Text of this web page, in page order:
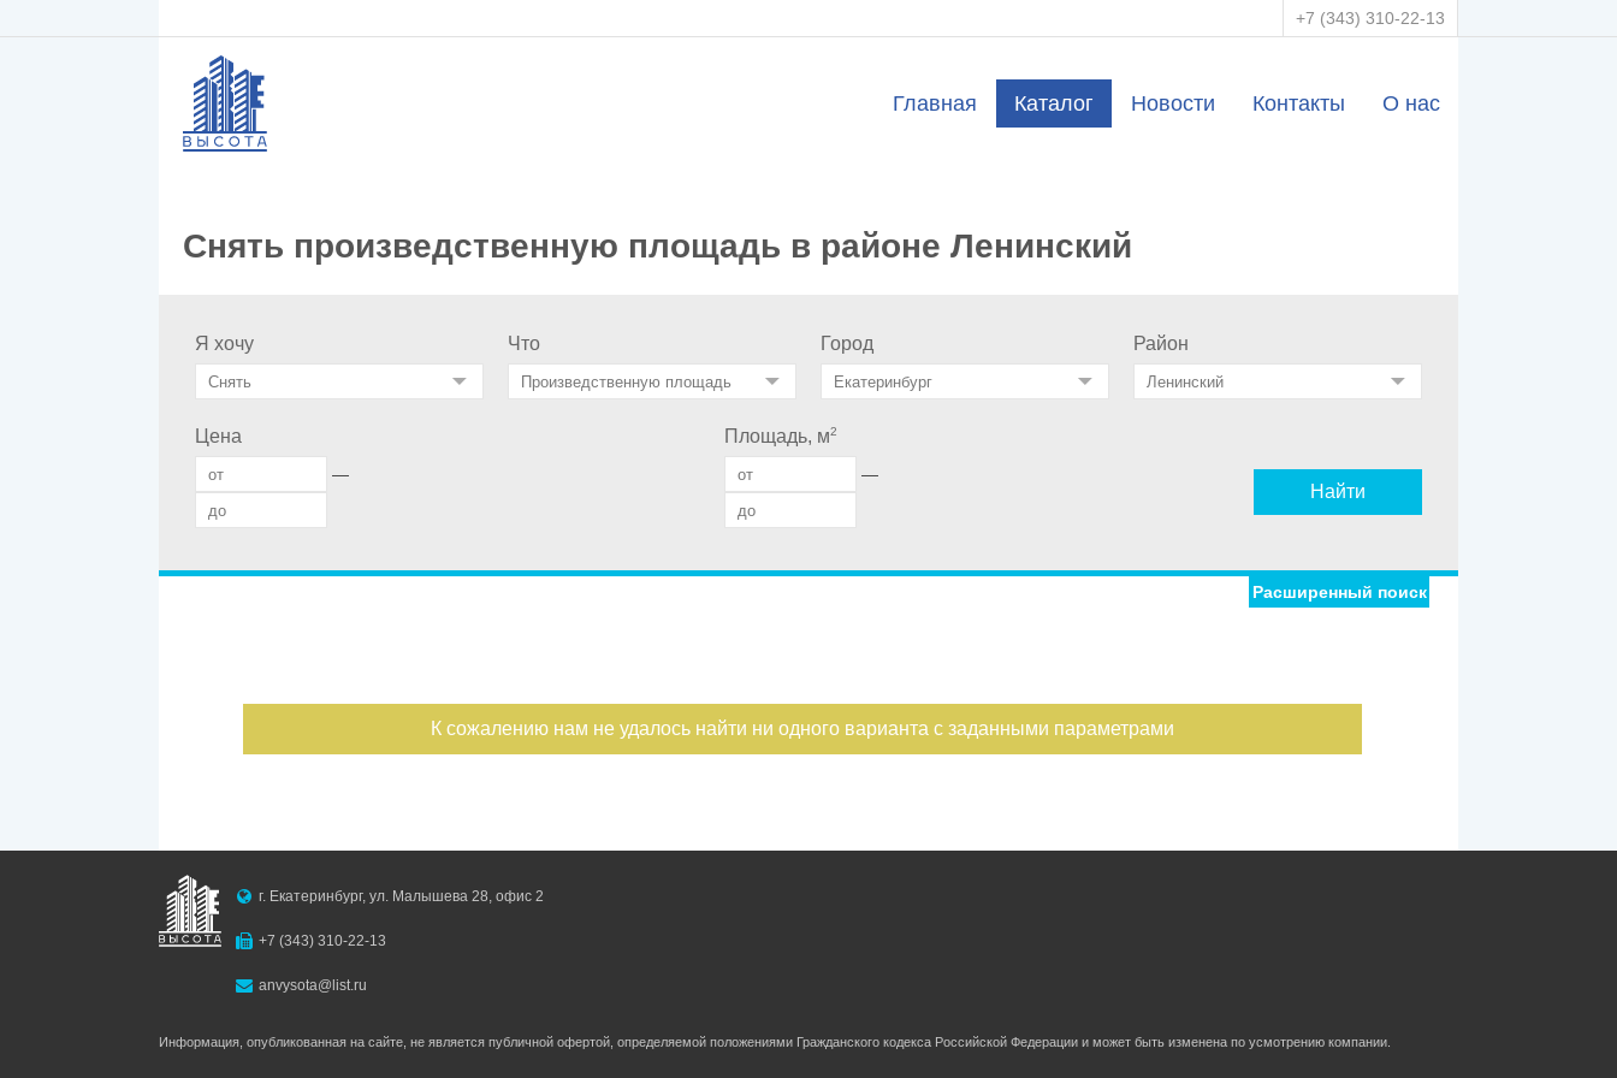
+7 (343) 310-22-13
Главная Каталог Новости Контакты О нас
Снять произведственную площадь в районе Ленинский
Я хочу Что Город Район
Цена
—
Площадь, м2
—
Найти
Номер объекта
Расширенный поиск
К сожалению нам не удалось найти ни одного варианта с заданными параметрами
г. Екатеринбург, ул. Малышева 28, офис 2
+7 (343) 310-22-13
anvysota@list.ru
Информация, опубликованная на сайте, не является публичной офертой, определяемой положениями Гражданского кодекса Российской Федерации и может быть изменена по усмотрению компании.